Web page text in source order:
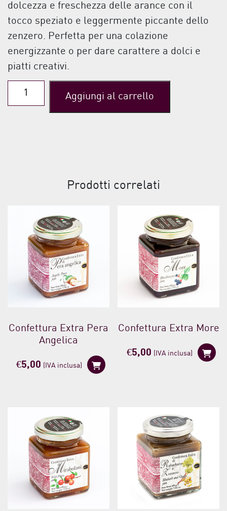
dolcezza e freschezza delle arance con il
tocco speziato e leggermente piccante dello
zenzero. Perfetta per una colazione
energizzante o per dare carattere a dolci e
piatti creativi.
Marmellata
Aggiungi al carrello
Prodotti correlati
Confettura Extra Pera
Angelica
€5,00 (IVA inclusa)
Confettura Extra More
€5,00 (IVA inclusa)